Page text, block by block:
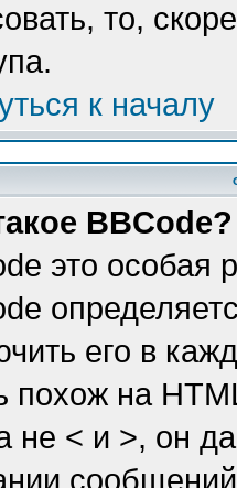
то,
к началу
BBCode?
это особая
его в
похож на
не < и >, он